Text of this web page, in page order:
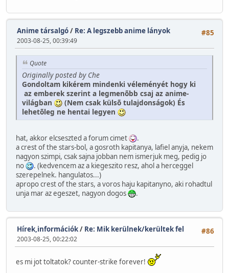
#85
Anime társalgó/ Re: A legszebb anime lányok
2003-08-25, 00:39:49
Quote
Originally posted by Che
Gondoltam kikérem mindenki véleményét hogy ki
az emberek szerint a legmenõbb csaj az anime-
világban
(Nem csak külsõ tulajdonságok) És
lehetõleg ne hentai legyen
hat, akkor elcseszted a forum cimet
.
a crest of the stars-bol, a gosroth kapitanya, lafiel anyja, nekem
nagyon szimpi, csak sajna jobban nem ismerjuk meg, pedig jo
no
. (kedvencem az a kiegeszito resz, ahol a herceggel
szerepelnek. hangulatos...)
apropo crest of the stars, a voros haju kapitanyno, aki rohadtul
unja mar az egeszet, nagyon dogos
.
#86
Hírek,információk/ Re: Mik kerülnek/kerültek fel
2003-08-25, 00:22:02
es mi jot toltatok? counter-strike forever!